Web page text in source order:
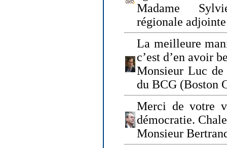
Madame
régionale
La meilleure
c’est d’en avoir
Monsieur Luc de
du BCG (Boston
Merci de votre
démocratie.
Monsieur